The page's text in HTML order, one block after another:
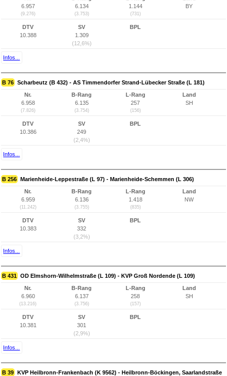
6.957
(9.276)
6.134
(3.753)
1.144
(731)
BY
DTV
10.388
SV
1.309
(12,6%)
BPL
Infos...
B 76 Scharbeutz (B 432) - AS Timmendorfer Strand-Lübecker Straße (L 181)
Nr.
6.958
(7.826)
B-Rang
6.135
(3.754)
L-Rang
257
(156)
Land
SH
DTV
10.386
SV
249
(2,4%)
BPL
Infos...
B 256 Marienheide-Leppestraße (L 97) - Marienheide-Schemmen (L 306)
Nr.
6.959
(11.242)
B-Rang
6.136
(3.755)
L-Rang
1.418
(835)
Land
NW
DTV
10.383
SV
332
(3,2%)
BPL
Infos...
B 431 OD Elmshorn-Wilhelmstraße (L 109) - KVP Groß Nordende (L 109)
Nr.
6.960
(13.216)
B-Rang
6.137
(3.756)
L-Rang
258
(157)
Land
SH
DTV
10.381
SV
301
(2,9%)
BPL
Infos...
B 39 KVP Heilbronn-Frankenbach (K 9562) - Heilbronn-Böckingen, Saarlandstraße